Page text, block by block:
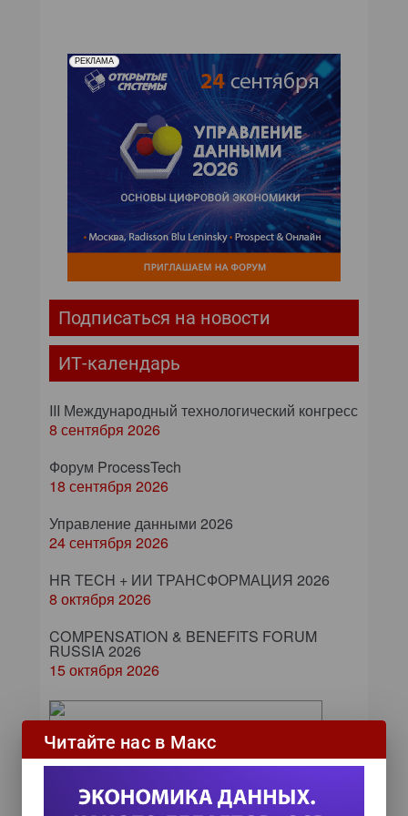
РЕКЛАМА
Подписаться на новости
ИТ-календарь
III Международный технологический конгресс
8 сентября 2026
Форум ProcessTech
18 сентября 2026
Управление данными 2026
24 сентября 2026
HR TECH + ИИ ТРАНСФОРМАЦИЯ 2026
8 октября 2026
COMPENSATION & BENEFITS FORUM
RUSSIA 2026
15 октября 2026
От кликов до миллионов: как
повседневные операции
влияют на маржу компании
Бизнес видит больше, чем мог
предположить раньше
Читайте нас в Макс